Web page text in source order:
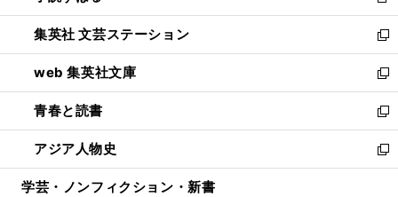
開
く
ウ
ィ
ン
ド
ウ
で
開
く
し
い
ウ
ィ
ン
ド
ウ
で
開
集英社 文芸ステーション
新
し
い
ウ
ィ
ン
ド
ウ
web 集英社文庫
新
し
い
ウ
ィ
ン
青春と読書
新
し
い
ウ
アジア人物史
新
し
学芸・ノンフィクション・新書